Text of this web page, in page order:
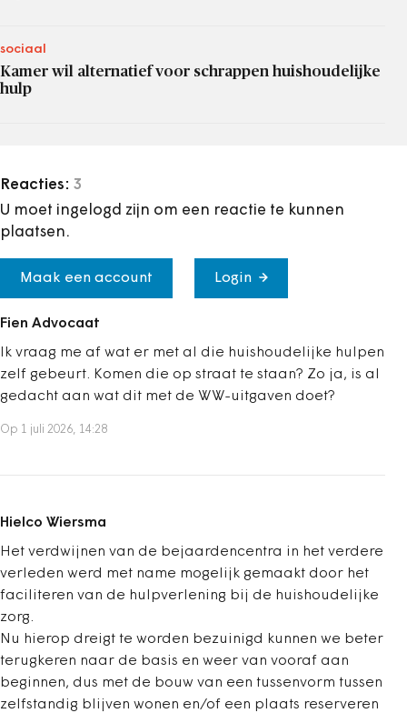
sociaal
Kamer wil alternatief voor schrappen huishoudelijke
hulp
Reacties: 3
U moet ingelogd zijn om een reactie te kunnen
plaatsen.
Maak een account Login
Fien Advocaat
Ik vraag me af wat er met al die huishoudelijke hulpen
zelf gebeurt. Komen die op straat te staan? Zo ja, is al
gedacht aan wat dit met de WW-uitgaven doet?
Op 1 juli 2026, 14:28
Hielco Wiersma
Het verdwijnen van de bejaardencentra in het verdere
verleden werd met name mogelijk gemaakt door het
faciliteren van de hulpverlening bij de huishoudelijke
zorg.
Nu hierop dreigt te worden bezuinigd kunnen we beter
terugkeren naar de basis en weer van vooraf aan
beginnen, dus met de bouw van een tussenvorm tussen
zelfstandig blijven wonen en/of een plaats reserveren